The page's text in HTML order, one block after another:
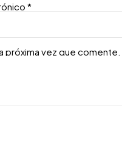
*
próxima vez que comente.